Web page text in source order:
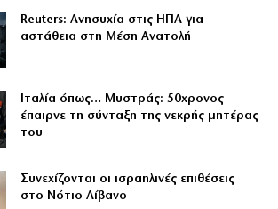
Reuters: Ανησυχία στις ΗΠΑ για
αστάθεια στη Μέση Ανατολή
Ιταλία όπως… Μυστράς: 50χρονος
έπαιρνε τη σύνταξη της νεκρής μητέρας
του
Συνεχίζονται οι ισραηλινές επιθέσεις
στο Νότιο Λίβανο